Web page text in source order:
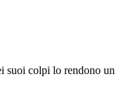
suoi colpi lo rendono un